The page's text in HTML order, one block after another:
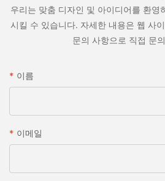
우리는 맞춤 디자인 및 아이디어를 환영
시킬 수 있습니다. 자세한 내용은 웹 사
문의 사항으로 직접 문
이름
이메일